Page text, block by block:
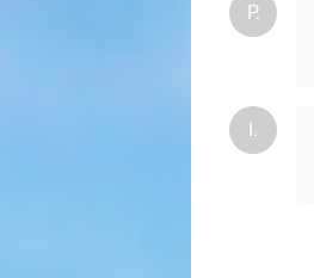
P.
I.